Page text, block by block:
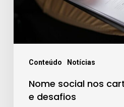
Conteúdo Notícias
desafios
Nome social nos
e desafios